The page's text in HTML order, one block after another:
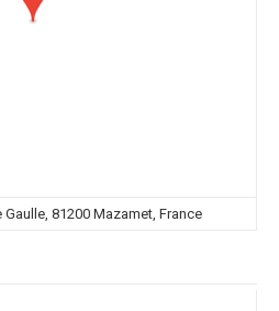
Gaulle, 81200 Mazamet, France